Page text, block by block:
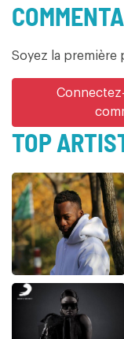
Soyez la première
TOP